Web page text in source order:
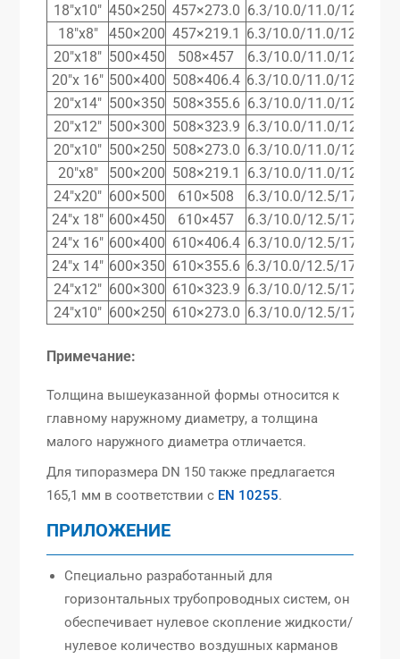
18″x10″ 450×250 457×273.0 6.3/10.0/11.0/12.5/
18″x8″
450×200 457×219.1 6.3/10.0/11.0/12.5/
20″x18″ 500×450 508×457
6.3/10.0/11.0/12.5/
20″x 16″ 500×400 508×406.4 6.3/10.0/11.0/
20″x14″ 500×350 508×355.6 6.3/10.0/11.0/12.5/
20″x12″ 500×300 508×323.9 6.3/10.0/11.0/12.5/
20″x10″ 500×250 508×273.0 6.3/10.0/11.0/12.5/
20″x8″
500×200 508×219.1
6.3/10.0/11.0/12.5/
24″x20″ 600×500 610×508
6.3/10.0/12.5/17.5/
24″x 18″ 600×450 610×457
6.3/10.0/12.5/17.5/
24″x 16″ 600×400 610×406.4 6.3/10.0/12.5/17.5/
24″x 14″ 600×350 610×355.6 6.3/10.0/12.5/17.5/
24″x12″ 600×300 610×323.9 6.3/10.0/12.5/17.5/
24″x10″ 600×250 610×273.0 6.3/10.0/12.5/17.5/
Примечание:
Толщина вышеуказанной формы относится к
главному наружному диаметру, а толщина
малого наружного диаметра отличается.
Для типоразмера DN 150 также предлагается
165,1 мм в соответствии с EN 10255.
ПРИЛОЖЕНИЕ
Специально разработанный для
горизонтальных трубопроводных систем, он
обеспечивает нулевое скопление жидкости/
нулевое количество воздушных карманов